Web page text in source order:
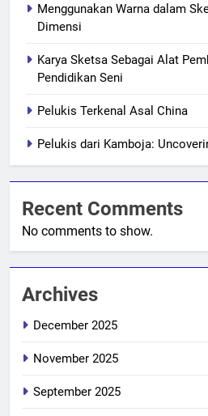
Menggunakan Warna dalam
Dimensi
Karya Sketsa Sebagai Alat
Pendidikan Seni
Pelukis Terkenal Asal China
Pelukis dari Kamboja:
Recent Comments
No comments to show.
Archives
December 2025
November 2025
September 2025